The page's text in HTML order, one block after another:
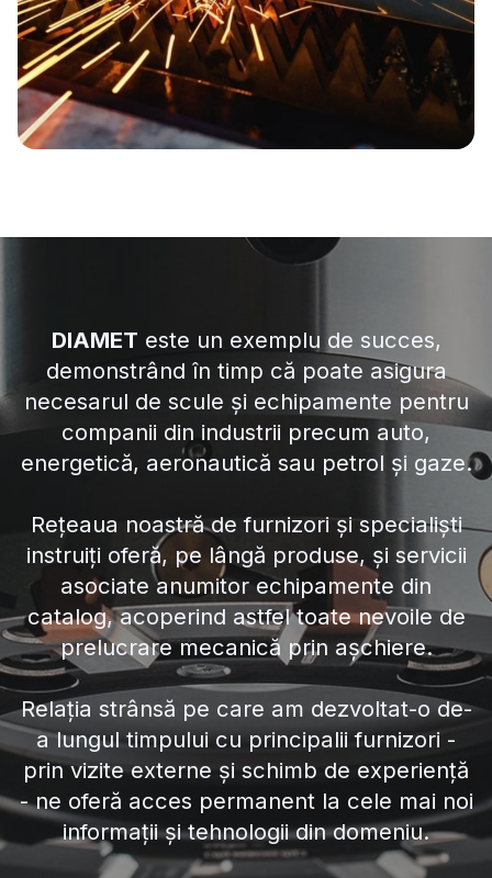
DIAMET este un exemplu de succes,
demonstrând în timp că poate asigura
necesarul de scule și echipamente pentru
companii din industrii precum auto,
energetică, aeronautică sau petrol și gaze.
Rețeaua noastră de furnizori și specialiști
instruiți oferă, pe lângă produse, și servicii
asociate anumitor echipamente din
catalog, acoperind astfel toate nevoile de
prelucrare mecanică prin așchiere.
Relația strânsă pe care am dezvoltat-o de-
a lungul timpului cu principalii furnizori -
prin vizite externe și schimb de experiență
- ne oferă acces permanent la cele mai noi
informații și tehnologii din domeniu.